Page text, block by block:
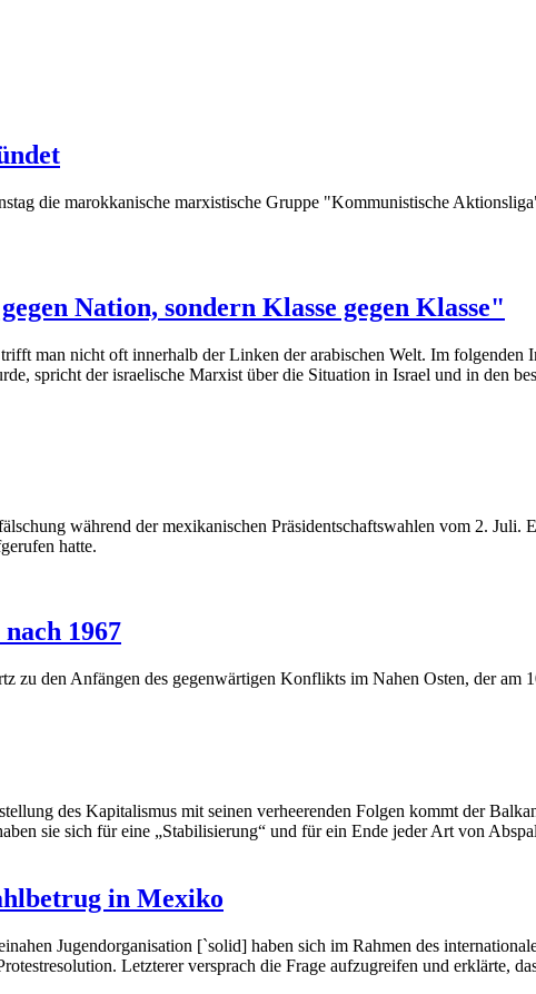
die marokkanische marxistische Gruppe "Kommunistische
Nation, sondern Klasse gegen Klasse"
man nicht oft innerhalb der Linken der arabischen Welt. Im
spricht der israelische Marxist über die Situation in Israel und in den
während der mexikanischen Präsidentschaftswahlen vom 2. Juli.
hatte.
1967
zu den Anfängen des gegenwärtigen Konflikts im Nahen Osten, der am
des Kapitalismus mit seinen verheerenden Folgen kommt der
sie sich für eine „Stabilisierung“ und für ein Ende jeder Art von
in Mexiko
Jugendorganisation [`solid] haben sich im Rahmen des
Letzterer versprach die Frage aufzugreifen und erklärte,